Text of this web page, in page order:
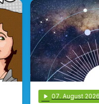
play_arrow 07. August